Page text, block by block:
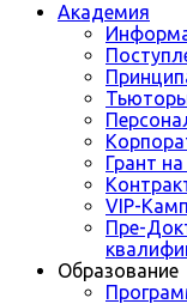
Академия
Грант
VIP-
Пре-
Образование